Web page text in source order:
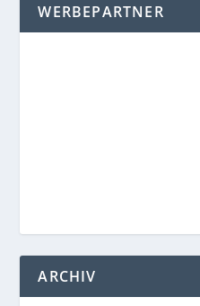
WERBEPARTNER
ARCHIV